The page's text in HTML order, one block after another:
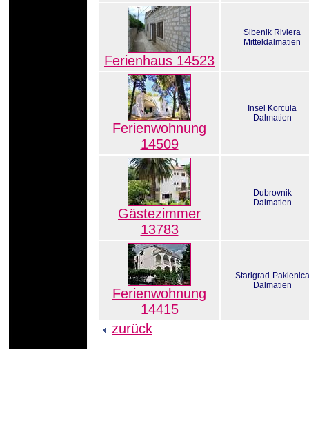
Ferienhaus 14523
Sibenik Riviera
Mitteldalmatien
Ferienwohnung
14509
Insel Korcula
Dalmatien
Gästezimmer
13783
Dubrovnik
Dalmatien
Ferienwohnung
14415
Starigrad-Paklenica
Dalmatien
zurück